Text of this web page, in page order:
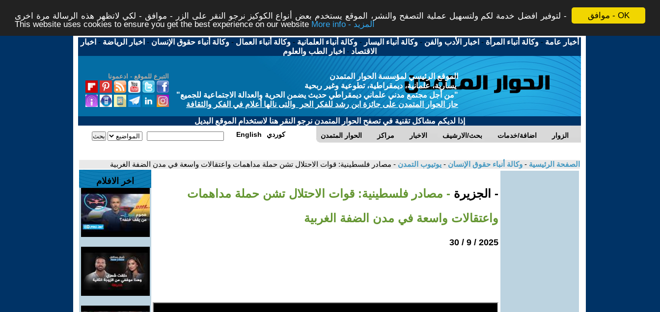
موافق - OK
لتوفير افضل خدمة لكم ولتسهيل عملية التصفح والنشر، الموقع يستخدم بعض أنواع الكوكيز نرجو النقر على الزر - موافق - لكي لاتظهر هذه الرسالة مرة اخرى -
This website uses cookies to ensure you get the best experience on our website
More info - المزيد
أخبار عامة -وكالة أنباء المرأة - اخبار الأدب والفن -وكالة أنباء اليسار -وكالة أنباء العلمانية -وكالة أنباء العمال -وكالة أنباء حقوق الإنسان - اخبار الرياضة - اخبار
الاقتصاد - اخبار الطب والعلوم
التبرع للموقع - ادعمونا
الموقع الرئيسي لمؤسسة الحوار المتمدن
يسارية، علمانية، ديمقراطية، تطوعية وغير ربحية
"من أجل مجتمع مدني علماني ديمقراطي حديث يضمن الحرية والعدالة الاجتماعية للجميع"
حاز الحوار المتمدن على جائزة ابن رشد للفكر الحر والتى نالها أعلام في الفكر والثقافة
إذا لديكم مشاكل تقنية في تصفح الحوار المتمدن نرجو النقر هنا لاستخدام الموقع البديل
الحوار المتمدن مراكز الاخبار بحث/الارشيف اضافة/خدمات الزوار English كوردي
الصفحة الرئيسية - وكالة أنباء حقوق الإنسان - يوتيوب التمدن - مصادر فلسطينية: قوات الاحتلال تشن حملة مداهمات واعتقالات واسعة في مدن الضفة الغربية
- الجزيرة - مصادر فلسطينية: قوات الاحتلال تشن حملة مداهمات
واعتقالات واسعة في مدن الضفة الغربية
2025 / 9 / 30
اخر الافلام